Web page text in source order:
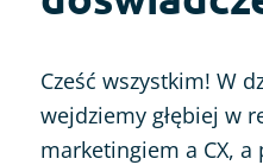
Cześć wszystkim! W
wejdziemy głębiej w
marketingiem a CX,